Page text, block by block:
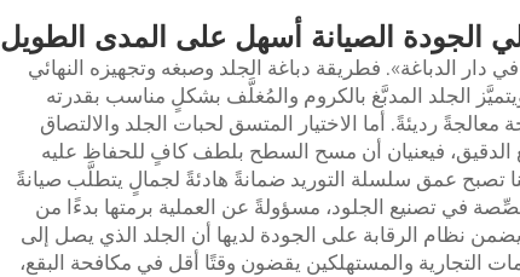
الجودة الصيانة أسهل على المدى الطويل
دار الدباغة». فطريقة دباغة الجلد وصبغه وتجهيزه النهائي
الجلد المدبَّغ بالكروم والمُغلَّف بشكلٍ مناسب بقدرته
معالجةً رديئةً. أما الاختيار المتسق لحبات الجلد والالتصاق
الدقيق، فيعنيان أن مسح السطح بلطف كافٍ للحفاظ عليه
تصبح عمق سلسلة التوريد ضمانةً هادئةً لجمالٍ يتطلَّب صيانةً
في تصنيع الجلود، مسؤولةً عن العملية برمتها بدءًا من
ويضمن نظام الرقابة على الجودة لديها أن الجلد الذي يصل إلى
التجارية والمستهلكين يقضون وقتًا أقل في مكافحة البقع،